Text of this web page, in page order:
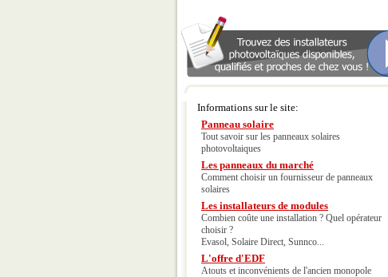
Informations sur le site:
Panneau solaire
Tout savoir sur les panneaux solaires
photovoltaiques
Les panneaux du marché
Comment choisir un fournisseur de panneaux
solaires
Les installateurs de modules
Combien coûte une installation ? Quel opérateur
choisir ?
Evasol, Solaire Direct, Sunnco...
L'offre d'EDF
Atouts et inconvénients de l'ancien monopole